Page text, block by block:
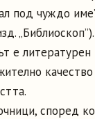
под чуждо
е
според